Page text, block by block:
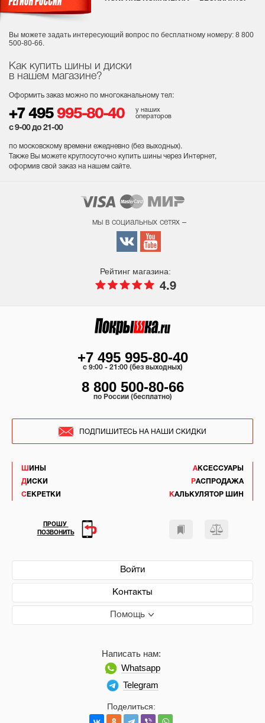
Как купить шины и диски
в нашем магазине?
Оформить заказ можно по многоканальному тел:
+7 495 995-80-40
у наших
операторов
с 9-00 до 21-00
по московскому времени ежедневно (без выходных).
Также Вы можете круглосуточно купить шины через Интернет,
оформив свой заказ на нашем сайте.
Вы можете задать интересующий вопрос по бесплатному номеру: 8 800
500-80-66.
мы в социальных сетях –
Рейтинг магазина:
4.9
ШИНЫ
ДИСКИ
СЕКРЕТКИ
АКСЕССУАРЫ
РАСПРОДАЖА
КАЛЬКУЛЯТОР ШИН
Войти
Контакты
Помощь
Поделиться:
Написать нам:
Whatsapp
Telegram
+7 495 995-80-40
c 9:00 - 21:00 (без выходных)
8 800 500-80-66
по России (бесплатно)
ПОДПИШИТЕСЬ НА НАШИ СКИДКИ
ПРОШУ
ПОЗВОНИТЬ